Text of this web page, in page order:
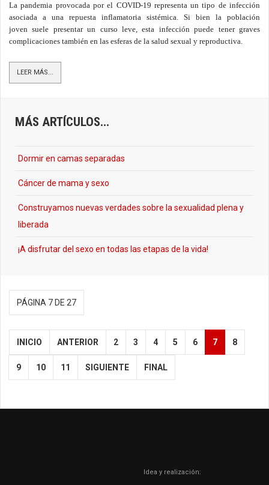
La pandemia provocada por el COVID-19 representa un tipo de infección
asociada a una repuesta inflamatoria sistémica. Si bien la población
joven suele presentar un curso leve, esta infección puede tener graves
complicaciones también en las esferas de la salud sexual y reproductiva.
LEER MÁS...
MÁS ARTÍCULOS...
Dormir en camas separadas
Cáncer de mama y sexo
Construyamos nuevas verdades sobre la sexualidad plena y
liberada
¡A disfrutar del sexo en todas las etapas de la vida!
PÁGINA 7 DE 27
INICIO ANTERIOR 2 3 4 5 6 7 8
9 10 11 SIGUIENTE FINAL
Idea y realización: